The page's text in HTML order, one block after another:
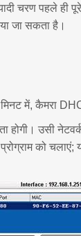
चरण पहले
जा सकता है।
में, कैमरा
उसी
को